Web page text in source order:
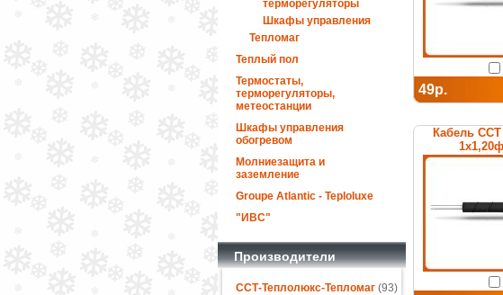
терморегуляторы
Шкафы управления
Тепломаг
Теплый пол
Термостаты,
терморегуляторы,
метеостанции
Шкафы управления
обогревом
Молниезащита и
заземление
Groupe Atlantic - Teploluxe
"ИВС"
Производители
ССТ-Теплолюкс-Тепломаг(93)
49р.
Кабель
1х1,20ф